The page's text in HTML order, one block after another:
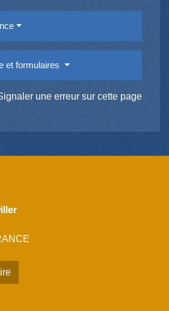
et formulaires
une erreur sur cette page